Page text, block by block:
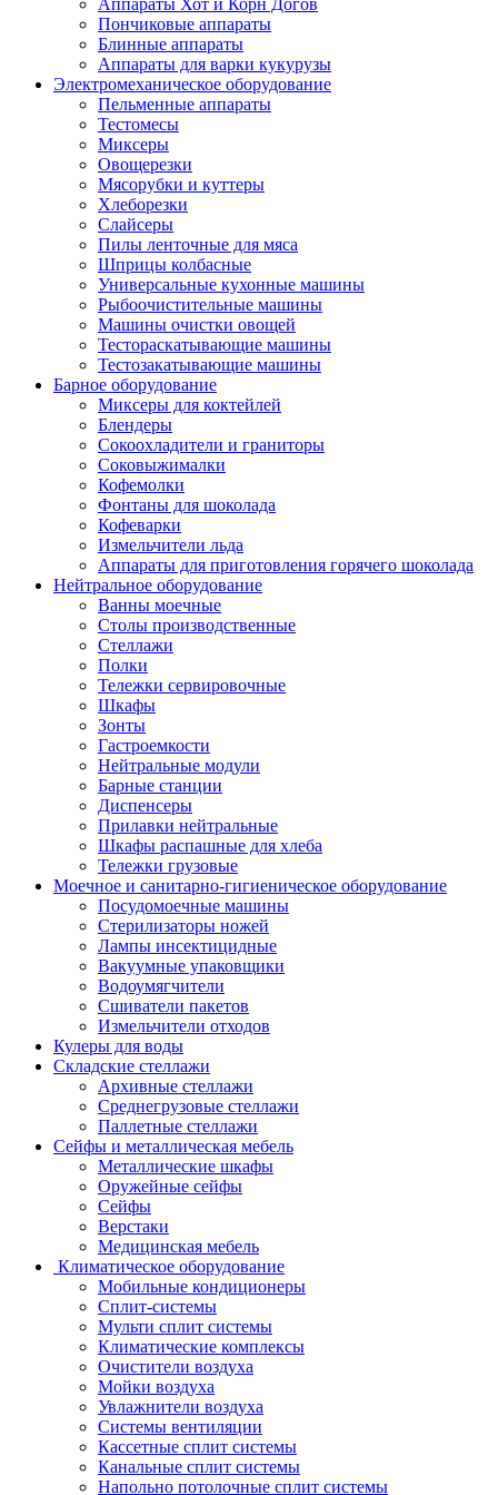
Аппараты Хот и Корн Догов
Пончиковые аппараты
Блинные аппараты
Аппараты для варки кукурузы
Электромеханическое оборудование
Пельменные аппараты
Тестомесы
Миксеры
Овощерезки
Мясорубки и куттеры
Хлеборезки
Слайсеры
Пилы ленточные для мяса
Шприцы колбасные
Универсальные кухонные машины
Рыбоочистительные машины
Машины очистки овощей
Тестораскатывающие машины
Тестозакатывающие машины
Барное оборудование
Миксеры для коктейлей
Блендеры
Сокоохладители и граниторы
Соковыжималки
Кофемолки
Фонтаны для шоколада
Кофеварки
Измельчители льда
Аппараты для приготовления горячего шоколада
Нейтральное оборудование
Ванны моечные
Столы производственные
Стеллажи
Полки
Тележки сервировочные
Шкафы
Зонты
Гастроемкости
Нейтральные модули
Барные станции
Диспенсеры
Прилавки нейтральные
Шкафы распашные для хлеба
Тележки грузовые
Моечное и санитарно-гигиеническое оборудование
Посудомоечные машины
Стерилизаторы ножей
Лампы инсектицидные
Вакуумные упаковщики
Водоумягчители
Сшиватели пакетов
Измельчители отходов
Кулеры для воды
Складские стеллажи
Архивные стеллажи
Среднегрузовые стеллажи
Паллетные стеллажи
Сейфы и металлическая мебель
Металлические шкафы
Оружейные сейфы
Сейфы
Верстаки
Медицинская мебель
Климатическое оборудование
Мобильные кондиционеры
Сплит-системы
Мульти сплит системы
Климатические комплексы
Очистители воздуха
Мойки воздуха
Увлажнители воздуха
Системы вентиляции
Кассетные сплит системы
Канальные сплит системы
Напольно потолочные сплит системы